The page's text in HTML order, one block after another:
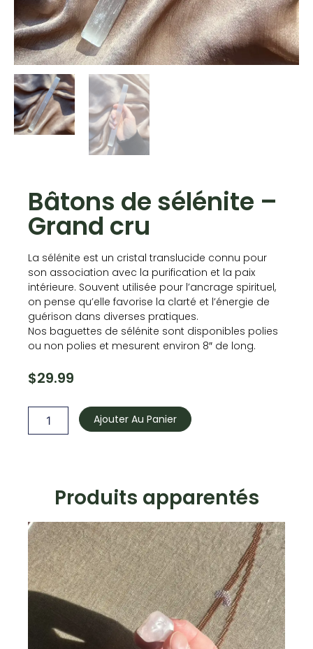
Bâtons de sélénite –
Grand cru
La sélénite est un cristal translucide connu pour
son association avec la purification et la paix
intérieure. Souvent utilisée pour l’ancrage spirituel,
on pense qu’elle favorise la clarté et l’énergie de
guérison dans diverses pratiques.
Nos baguettes de sélénite sont disponibles polies
ou non polies et mesurent environ 8″ de long.
$29.99
de
Bâtons
de
Ajouter Au Panier
Produits apparentés